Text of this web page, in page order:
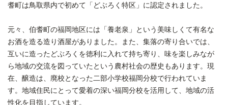
耆町は鳥取県内で初めて「どぶろく特区」に認定されました。
元々、伯耆町の福岡地区には「養老泉」という美味しくて有名な
お酒を造る造り酒屋がありました。また、集落の寄り合いでは、
互いに造ったどぶろくを徳利に入れて持ち寄り、味を楽しみなが
ら地域の交流を図っていたという農村社会の歴史もあります。現
在、醸造は、廃校となった二部小学校福岡分校で行われていま
す。地域住民にとって愛着の深い福岡分校を活用して、地域の活
性化を目指しています。